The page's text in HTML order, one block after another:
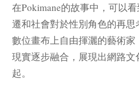
在Pokimane的故事中，可以
遷和社會對於性別角色的再
數位畫布上自由揮灑的藝術
現實逐步融合，展現出網路
起。